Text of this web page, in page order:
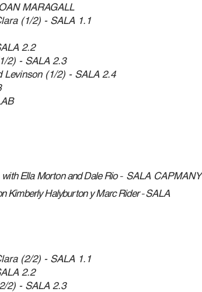
MARAGALL
(1/2) - SALA 1.1
2.2
2) - SALA 2.3
Levinson (1/2) - SALA 2.4
with Ella Morton and Dale Rio- SALA CAPMANY
Kimberly Halyburton y Marc Rider-SALA
(2/2) - SALA 1.1
2.2
2) - SALA 2.3